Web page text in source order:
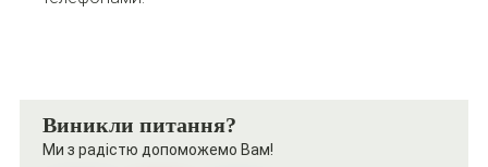
Виникли питання?
Ми з радістю допоможемо Вам!